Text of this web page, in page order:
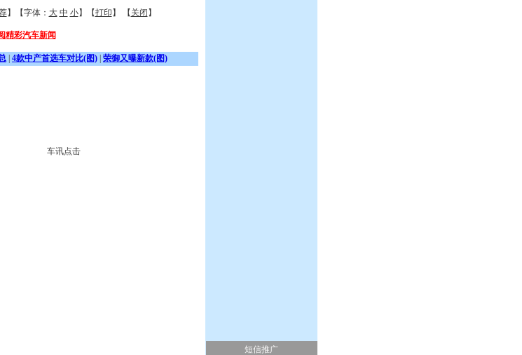
】【字体： 大 中 小】【打印 】 【 关闭 】
精彩汽车新闻
4款中产首选车对比(图) 荣御又曝新款(图)
车讯点击
短信推广